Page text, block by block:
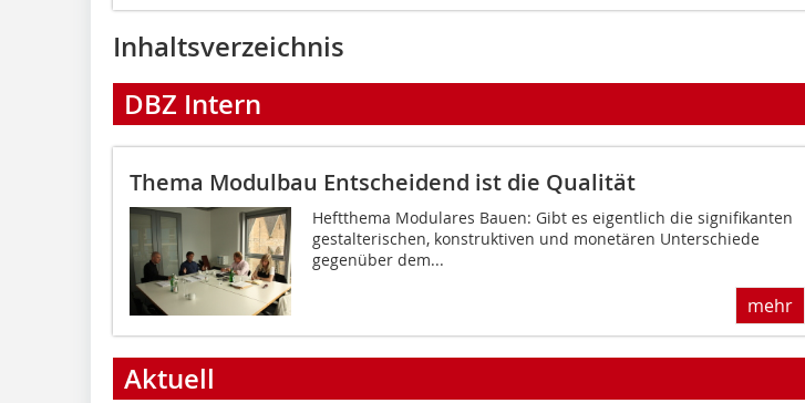
Inhaltsverzeichnis
DBZ Intern
Thema Modulbau Entscheidend ist die Qualität
Heftthema Modulares Bauen: Gibt es eigentlich die signifikanten
gestalterischen, konstruktiven und monetären Unterschiede
gegenüber dem...
mehr
Aktuell